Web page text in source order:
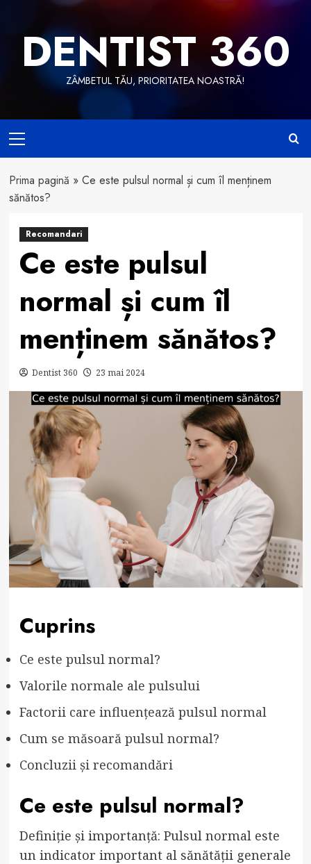
contentDENTIST 360
ZÂMBETUL TĂU, PRIORITATEA NOASTRĂ!
Menu
Prima pagină » Ce este pulsul normal și cum îl menținem
sănătos?
Recomandari
Ce este pulsul
normal și cum îl
menținem sănătos?
Dentist 360 23 mai 2024
Cuprins
Ce este pulsul normal?
Valorile normale ale pulsului
Factorii care influențează pulsul normal
Cum se măsoară pulsul normal?
Concluzii și recomandări
Ce este pulsul normal?
Definiție și importanță: Pulsul normal este
un indicator important al sănătății generale